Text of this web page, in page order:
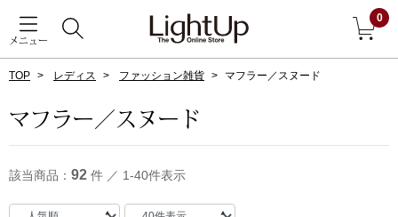
メニュー
0
すべて見る アウター
TOP レディス ファッション雑貨 マフラー／スヌード
マフラー／スヌード
該当商品： 92 件 ／ 1-40件表示